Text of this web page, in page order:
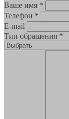
Ваше имя *
Телефон *
E-mail
Тип обращения *